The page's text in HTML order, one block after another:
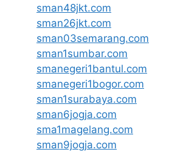
sman48jkt.com
sman26jkt.com
sman03semarang.com
sman1sumbar.com
smanegeri1bantul.com
smanegeri1bogor.com
sman1surabaya.com
sman6jogja.com
sma1magelang.com
sman9jogja.com